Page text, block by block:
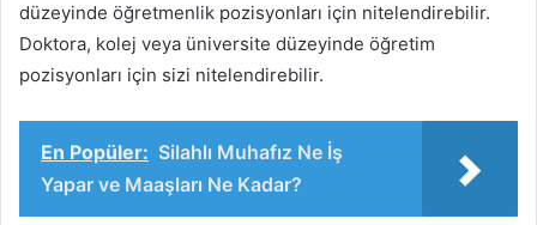
düzeyinde öğretmenlik pozisyonları için nitelendirebilir.
Doktora, kolej veya üniversite düzeyinde öğretim
pozisyonları için sizi nitelendirebilir.
En Popüler: Silahlı Muhafız Ne İş
Yapar ve Maaşları Ne Kadar?